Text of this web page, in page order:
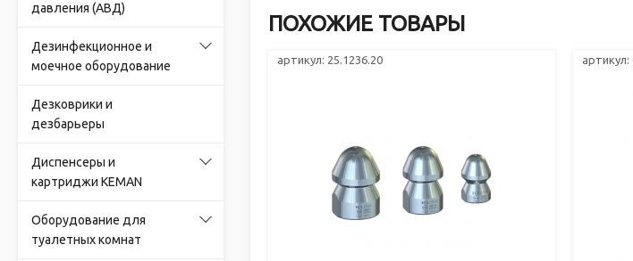
давления (АВД)
Дезинфекционное и
моечное оборудование
Дезковрики и
дезбарьеры
Диспенсеры и
картриджи KEMAN
Оборудование для
туалетных комнат
ПОХОЖИЕ ТОВАРЫ
артикул: 25.1236.20 артикул: